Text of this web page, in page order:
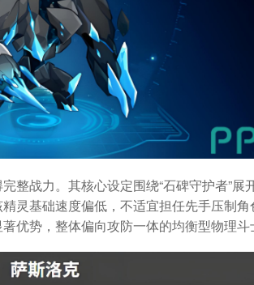
整战力。其核心设定围绕“石碑守护者”
灵基础速度偏低，不适宜担任先手压制角
优势，整体偏向攻防一体的均衡型物理斗